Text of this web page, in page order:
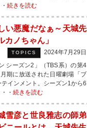
続きを読む
い悪魔だなぁ～天城先
ノちゃん」
TOPICS
2024年7月29日
シーズン2」（TBS系）の第4
期に放送された日曜劇場「ブ
インメント。シーズン1から6
・ 続きを読む
雪彦と世良雅志の師弟